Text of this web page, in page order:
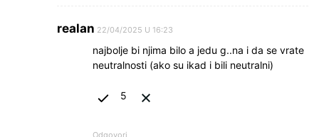
realan 22/04/2025 U 16:23
najbolje bi njima bilo a jedu g..na i da se vrate
neutralnosti (ako su ikad i bili neutralni)
5